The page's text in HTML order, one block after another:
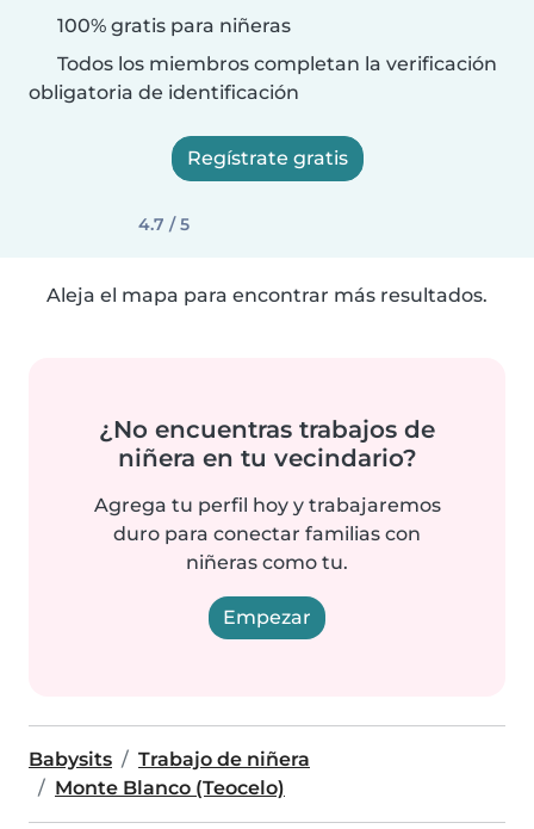
100% gratis para niñeras
Todos los miembros completan la verificación
obligatoria de identificación
Regístrate gratis
4.7 / 5
Aleja el mapa para encontrar más resultados.
¿No encuentras trabajos de
niñera en tu vecindario?
Agrega tu perfil hoy y trabajaremos
duro para conectar familias con
niñeras como tu.
Empezar
Babysits
Trabajo de niñera
Monte Blanco (Teocelo)